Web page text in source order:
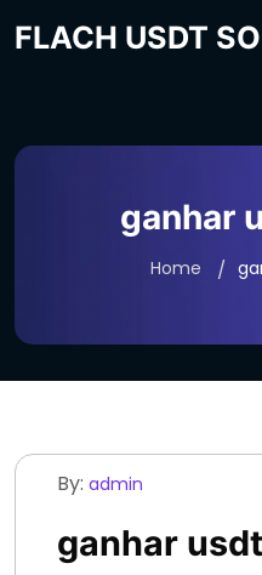
FLACH USDT
ganhar
Home
By: admin
ganhar